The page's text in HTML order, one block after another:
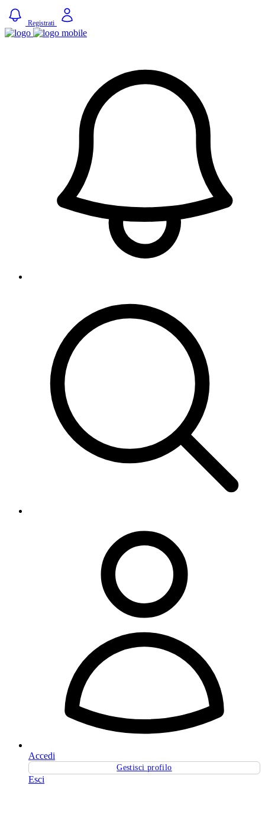
Registrati
Accedi
Gestisci profilo
Esci